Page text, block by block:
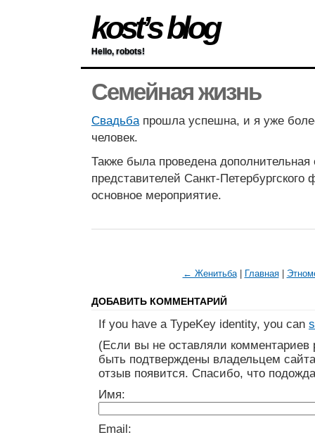
kost’s blog
Hello, robots!
Семейная жизнь
Свадьбапрошла успешна, и я уже
человек.
Также была проведена
представителей Санкт-
основное мероприятие.
← Женитьба| Главная|
ДОБАВИТЬ КОММЕНТАРИЙ
If you have a TypeKey identity, you can
(Если вы не оставляли
быть подтверждены владельцем
отзыв появится. Спасибо, что
Имя:
Email: